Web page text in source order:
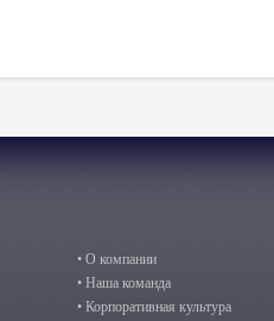
• О компании
• Наша команда
• Корпоративная культура